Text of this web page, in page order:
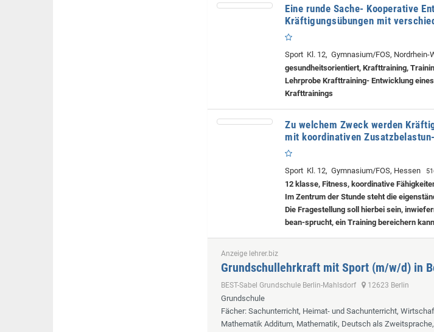
Eine runde Sache- Kooperative
Kräftigungsübungen mit
Sport Kl. 12, Gymnasium/FOS, Nordrhein-
gesundheitsorientiert, Krafttraining,
Lehrprobe Krafttraining- Entwicklung
Krafttrainings
Zu welchem Zweck werden
mit koordinativen
Sport Kl. 12, Gymnasium/FOS, Hessen
12 klasse, Fitness, koordinative
Im Zentrum der Stunde steht die
Die Fragestellung soll hierbei sein,
bean-sprucht, ein Training bereichern
Anzeige lehrer.biz
Grundschullehrkraft mit Sport (m/w/d) in
BEST-Sabel Grundschule Berlin-Mahlsdorf 12623 Berlin
Grundschule
Fächer: Sachunterricht, Heimat- und Sachunterricht,
Mathematik Additum, Mathematik, Deutsch als